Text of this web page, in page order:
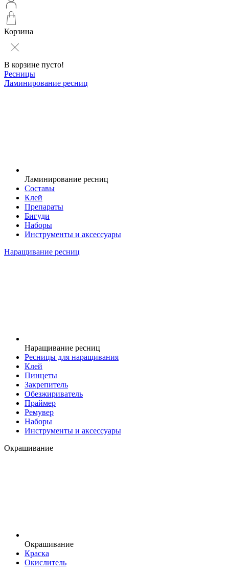
Корзина
В корзине пусто!
Ресницы
Ламинирование ресниц
Ламинирование ресниц
Составы
Клей
Препараты
Бигуди
Наборы
Инструменты и аксессуары
Наращивание ресниц
Наращивание ресниц
Ресницы для наращивания
Клей
Пинцеты
Закрепитель
Обезжириватель
Праймер
Ремувер
Наборы
Инструменты и аксессуары
Окрашивание
Окрашивание
Краска
Окислитель